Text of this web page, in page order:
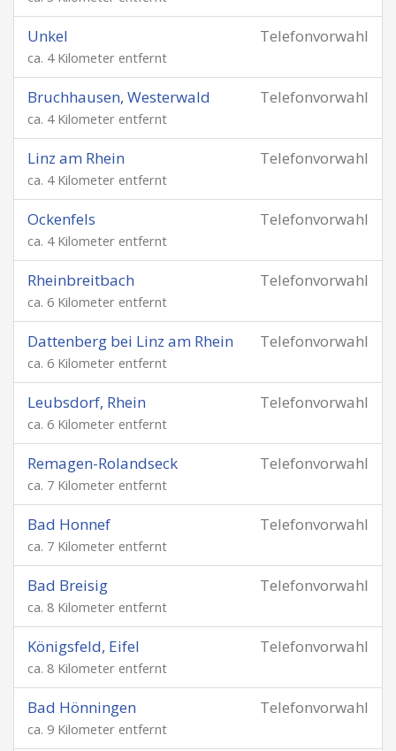
Telefonvorwahl
Unkel
ca. 4 Kilometer entfernt
Telefonvorwahl
Bruchhausen, Westerwald
ca. 4 Kilometer entfernt
Telefonvorwahl
Linz am Rhein
ca. 4 Kilometer entfernt
Telefonvorwahl
Ockenfels
ca. 4 Kilometer entfernt
Telefonvorwahl
Rheinbreitbach
ca. 6 Kilometer entfernt
Telefonvorwahl
Dattenberg bei Linz am Rhein
ca. 6 Kilometer entfernt
Telefonvorwahl
Leubsdorf, Rhein
ca. 6 Kilometer entfernt
Telefonvorwahl
Remagen-Rolandseck
ca. 7 Kilometer entfernt
Telefonvorwahl
Bad Honnef
ca. 7 Kilometer entfernt
Telefonvorwahl
Bad Breisig
ca. 8 Kilometer entfernt
Telefonvorwahl
Königsfeld, Eifel
ca. 8 Kilometer entfernt
Telefonvorwahl
Bad Hönningen
ca. 9 Kilometer entfernt